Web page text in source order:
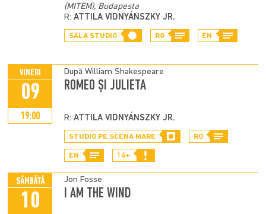
(MITEM), Budapesta
R:ATTILA VIDNYÁNSZKY JR.
SALA STUDIO RO EN
VINERI
09
19:00
După William Shakespeare
ROMEO ȘI JULIETA
R:ATTILA VIDNYÁNSZKY JR.
STUDIO PE SCENA MARE RO
EN 14+
SÂMBĂTĂ
10
Jon Fosse
I AM THE WIND